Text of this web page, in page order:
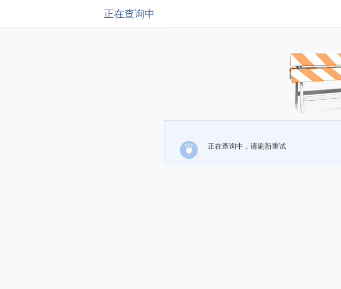
正在查询中
正在查询中，请刷新重试